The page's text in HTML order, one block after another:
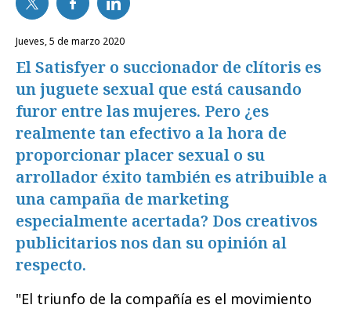
jueves, 5 de marzo 2020
El Satisfyer o succionador de clítoris es
un juguete sexual que está causando
furor entre las mujeres. Pero ¿es
realmente tan efectivo a la hora de
proporcionar placer sexual o su
arrollador éxito también es atribuible a
una campaña de marketing
especialmente acertada? Dos creativos
publicitarios nos dan su opinión al
respecto.
"El triunfo de la compañía es el movimiento